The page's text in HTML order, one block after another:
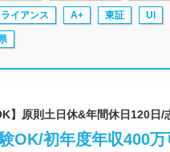
イアンス A+ 東証 UI
】原則土日休&年間休日120日/
OK/初年度年収400